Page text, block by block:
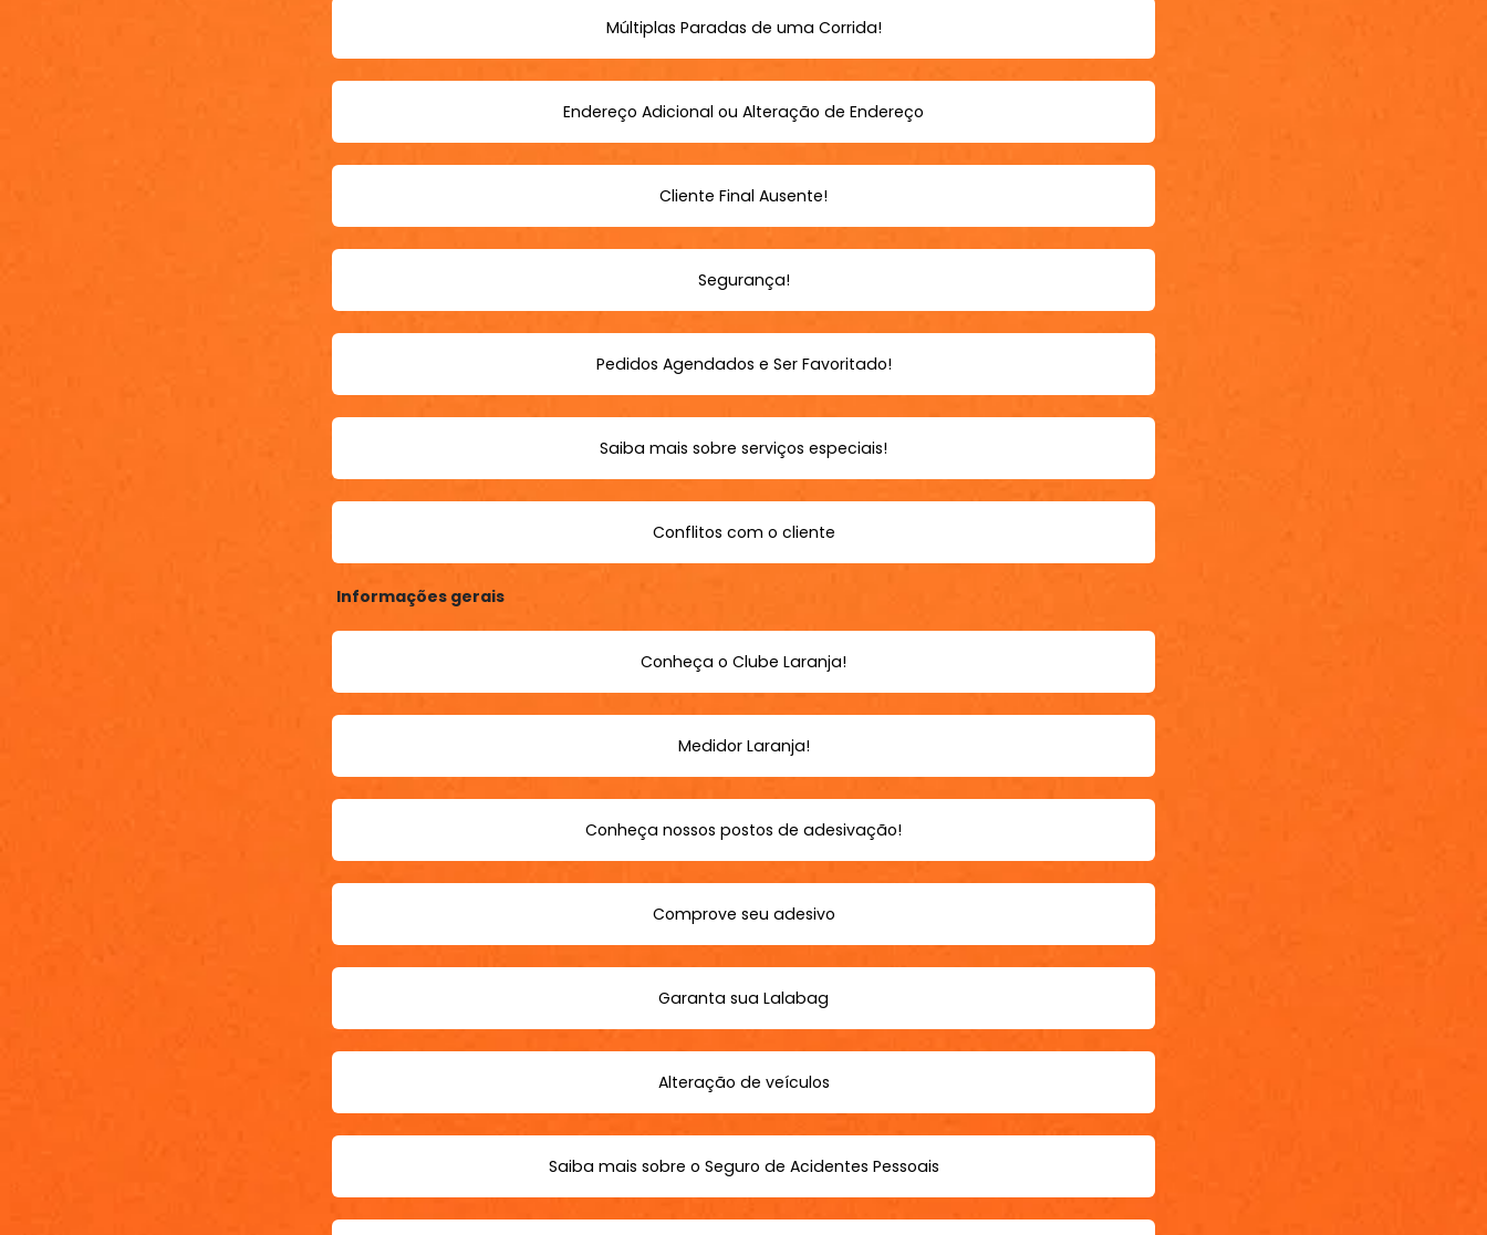
Múltiplas Paradas de uma Corrida!
Endereço Adicional ou Alteração de Endereço
Cliente Final Ausente!
Segurança!
Pedidos Agendados e Ser Favoritado!
Saiba mais sobre serviços especiais!
Conflitos com o cliente
Informações gerais
Conheça o Clube Laranja!
Medidor Laranja!
Conheça nossos postos de adesivação!
Comprove seu adesivo
Garanta sua Lalabag
Alteração de veículos
Saiba mais sobre o Seguro de Acidentes Pessoais